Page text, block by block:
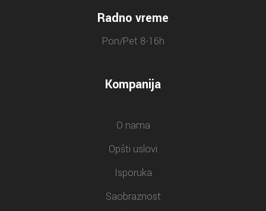
Radno vreme
Pon/Pet 8-16h
Kompanija
O nama
Opšti uslovi
Isporuka
Saobraznost